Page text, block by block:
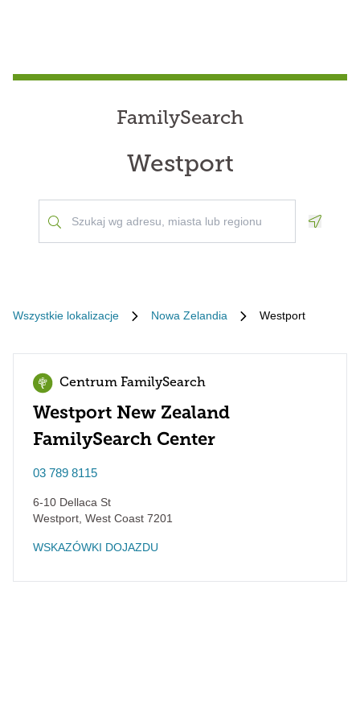
FamilySearch
Westport
Wszystkie lokalizacje Nowa Zelandia Westport
Centrum FamilySearch
Westport New Zealand
FamilySearch Center
03 789 8115
6-10 Dellaca St
Westport West Coast 7201
WSKAZÓWKI DOJAZDU